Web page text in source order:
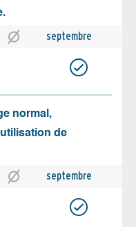
septembre
normal,
de
septembre